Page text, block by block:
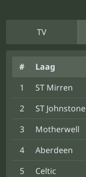
TV
# Laag
1
ST Mirren
2
ST Johnstone
3
Motherwell
4
Aberdeen
5
Celtic